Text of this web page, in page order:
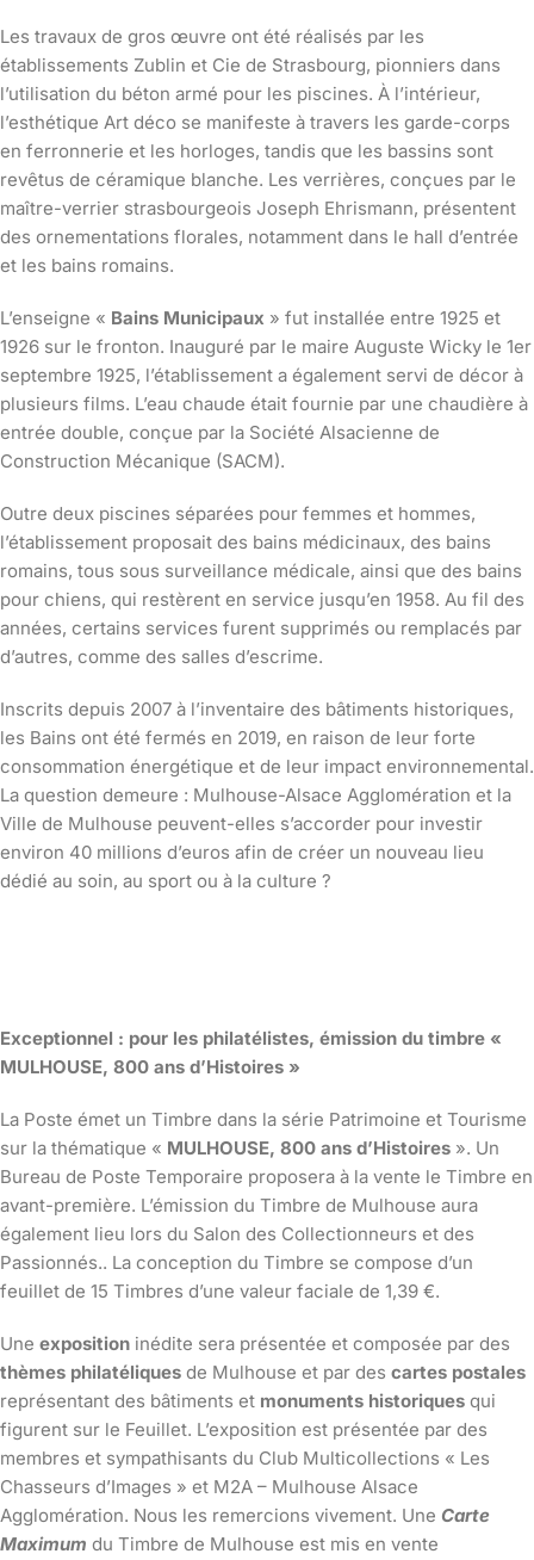
Les travaux de gros œuvre ont été réalisés par les
établissements Zublin et Cie de Strasbourg, pionniers dans
l’utilisation du béton armé pour les piscines. À l’intérieur,
l’esthétique Art déco se manifeste à travers les garde-corps
en ferronnerie et les horloges, tandis que les bassins sont
revêtus de céramique blanche. Les verrières, conçues par le
maître-verrier strasbourgeois Joseph Ehrismann, présentent
des ornementations florales, notamment dans le hall d’entrée
et les bains romains.
L’enseigne « Bains Municipaux » fut installée entre 1925 et
1926 sur le fronton. Inauguré par le maire Auguste Wicky le 1er
septembre 1925, l’établissement a également servi de décor à
plusieurs films. L’eau chaude était fournie par une chaudière à
entrée double, conçue par la Société Alsacienne de
Construction Mécanique (SACM).
Outre deux piscines séparées pour femmes et hommes,
l’établissement proposait des bains médicinaux, des bains
romains, tous sous surveillance médicale, ainsi que des bains
pour chiens, qui restèrent en service jusqu’en 1958. Au fil des
années, certains services furent supprimés ou remplacés par
d’autres, comme des salles d’escrime.
Inscrits depuis 2007 à l’inventaire des bâtiments historiques,
les Bains ont été fermés en 2019, en raison de leur forte
consommation énergétique et de leur impact environnemental.
La question demeure : Mulhouse-Alsace Agglomération et la
Ville de Mulhouse peuvent-elles s’accorder pour investir
environ 40 millions d’euros afin de créer un nouveau lieu
dédié au soin, au sport ou à la culture ?
Exceptionnel : pour les philatélistes, émission du timbre «
MULHOUSE, 800 ans d’Histoires »
La Poste émet un Timbre dans la série Patrimoine et Tourisme
sur la thématique « MULHOUSE, 800 ans d’Histoires ». Un
Bureau de Poste Temporaire proposera à la vente le Timbre en
avant-première. L’émission du Timbre de Mulhouse aura
également lieu lors du Salon des Collectionneurs et des
Passionnés.. La conception du Timbre se compose d’un
feuillet de 15 Timbres d’une valeur faciale de 1,39 €.
Une exposition inédite sera présentée et composée par des
thèmes philatéliques de Mulhouse et par des cartes postales
représentant des bâtiments et monuments historiques qui
figurent sur le Feuillet. L’exposition est présentée par des
membres et sympathisants du Club Multicollections « Les
Chasseurs d’Images » et M2A – Mulhouse Alsace
Agglomération. Nous les remercions vivement. Une Carte
Maximum du Timbre de Mulhouse est mis en vente